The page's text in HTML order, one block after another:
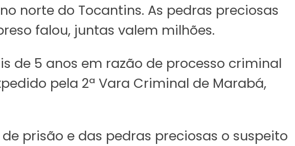
norte do Tocantins. As pedras preciosas
falou, juntas valem milhões.
de 5 anos em razão de processo criminal
pela 2ª Vara Criminal de Marabá,
prisão e das pedras preciosas o suspeito